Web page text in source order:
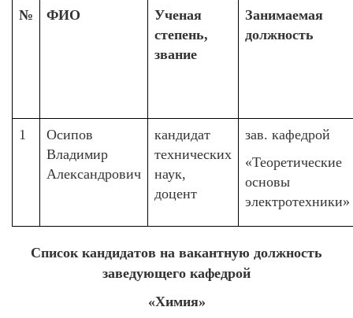
№ ФИО
Ученая
степень,
звание
Занимаемая
должность
1
Осипов
Владимир
Александрович
кандидат
технических
наук,
доцент
зав. кафедрой
«Теоретические
основы
электротехники»
Список кандидатов на вакантную должность
заведующего кафедрой
«Химия»